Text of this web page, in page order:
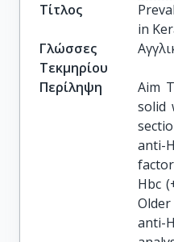
Τίτλος
in
Γλώσσες
Τεκμηρίου
Περίληψη
Aim
solid
anti-
Hbc
anti-